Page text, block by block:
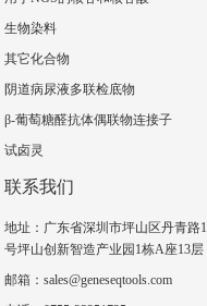
生物染料
其它化合物
阴道病尿液多联检底物
β-葡萄糖醛抗体偶联物连接子
试卤灵
联系我们
地址：广东省深圳市坪山区丹青路1
号坪山创新智造产业园1栋A座13层
邮箱：sales@geneseqtools.com